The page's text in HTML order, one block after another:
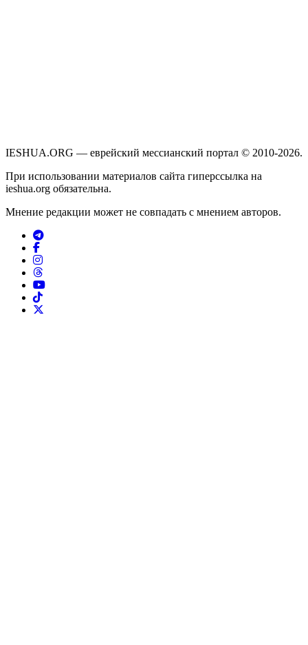
IESHUA.ORG — еврейский мессианский портал © 2010-2026.
При использовании материалов сайта гиперссылка на
ieshua.org обязательна.
Мнение редакции может не совпадать с мнением авторов.